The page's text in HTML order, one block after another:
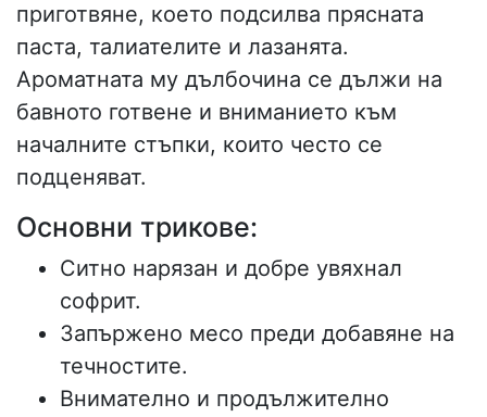
приготвяне, което подсилва прясната
паста, талиателите и лазанята.
Ароматната му дълбочина се дължи на
бавното готвене и вниманието към
началните стъпки, които често се
подценяват.
Основни трикове:
Ситно нарязан и добре увяхнал
софрит.
Запържено месо преди добавяне на
течностите.
Внимателно и продължително